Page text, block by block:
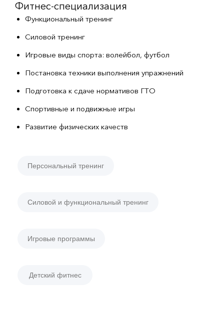
Фитнес-специализация
Функциональный тренинг
Силовой тренинг
Игровые виды спорта: волейбол, футбол
Постановка техники выполнения упражнений
Подготовка к сдаче нормативов ГТО
Спортивные и подвижные игры
Развитие физических качеств
Персональный тренинг
Силовой и функциональный тренинг
Игровые программы
Детский фитнес